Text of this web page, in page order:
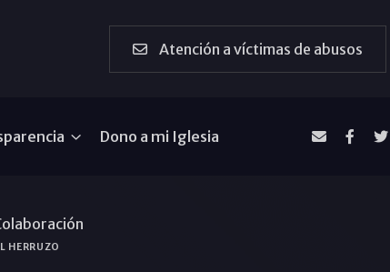
Atención a víctimas de abusos
Dono a mi Iglesia
HERRUZO